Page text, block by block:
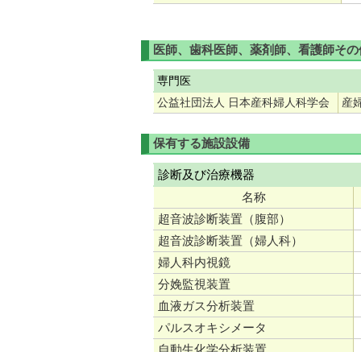
医師、歯科医師、薬剤師、看護師そ
専門医
公益社団法人 日本産科婦人科学会
産
保有する施設設備
診断及び治療機器
名称
超音波診断装置（腹部）
超音波診断装置（婦人科）
婦人科内視鏡
分娩監視装置
血液ガス分析装置
パルスオキシメータ
自動生化学分析装置